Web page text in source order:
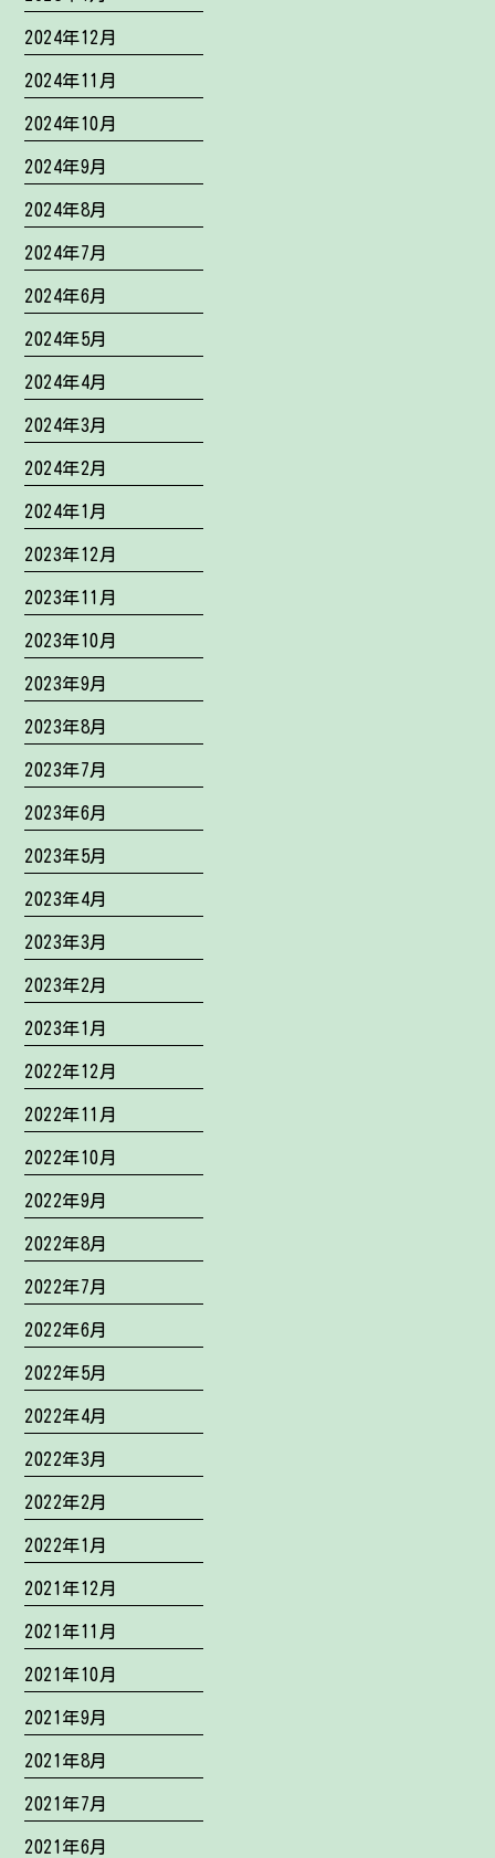
2024年12月
2024年11月
2024年10月
2024年9月
2024年8月
2024年7月
2024年6月
2024年5月
2024年4月
2024年3月
2024年2月
2024年1月
2023年12月
2023年11月
2023年10月
2023年9月
2023年8月
2023年7月
2023年6月
2023年5月
2023年4月
2023年3月
2023年2月
2023年1月
2022年12月
2022年11月
2022年10月
2022年9月
2022年8月
2022年7月
2022年6月
2022年5月
2022年4月
2022年3月
2022年2月
2022年1月
2021年12月
2021年11月
2021年10月
2021年9月
2021年8月
2021年7月
2021年6月